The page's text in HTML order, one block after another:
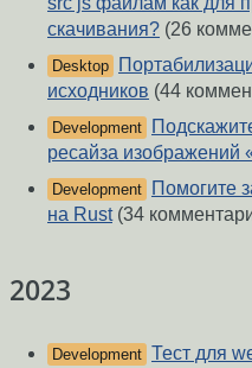
скачивания? (26
Desktop
исходников (44
Development
ресайза изображений
Development
Помогите
на Rust(34
2023
Development Тест для